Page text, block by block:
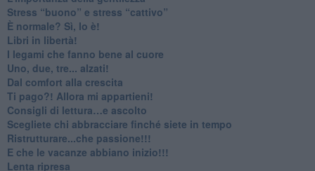
​Stress “buono” e stress “cattivo”
​È normale? Sì, lo è!
​Libri in libertà!
​I legami che fanno bene al cuore
Uno, due, tre... alzati!​
​Dal comfort alla crescita
​Ti pago?! Allora mi appartieni!​
​Consigli di lettura…e ascolto
​Scegliete chi abbracciare finché siete in tempo
​Ristrutturare...che passione!!!
​E che le vacanze abbiano inizio!!!
​Lenta ripresa